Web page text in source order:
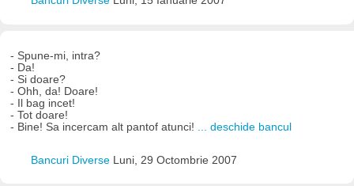
- Spune-mi, intra?
- Da!
- Si doare?
- Ohh, da! Doare!
- Il bag incet!
- Tot doare!
- Bine! Sa incercam alt pantof atunci!
... deschide bancul
Bancuri Diverse Luni, 29 Octombrie 2007